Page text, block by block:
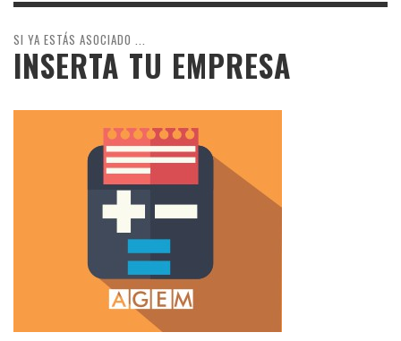
SI YA ESTÁS ASOCIADO ...
INSERTA TU EMPRESA